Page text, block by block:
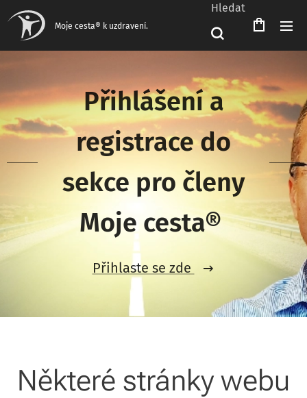
Moje cesta® k uzdravení.
Hledat
Přihlášení a
registrace do
sekce pro členy
Moje cesta®
Přihlaste se zde
Čeština‎
Některé stránky webu